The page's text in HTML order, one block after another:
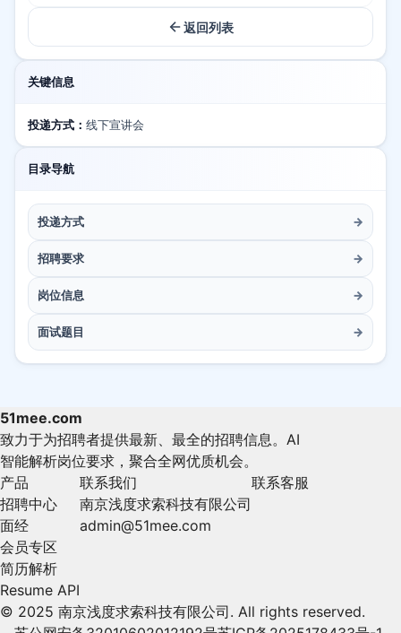
返回列表
关键信息
投递方式： 线下宣讲会
目录导航
投递方式 →
招聘要求 →
岗位信息 →
面试题目 →
51mee.com
致力于为招聘者提供最新、最全的招聘信息。AI
智能解析岗位要求，聚合全网优质机会。
产品
招聘中心
面经
会员专区
简历解析
Resume API
联系我们
南京浅度求索科技有限公司
admin@51mee.com
联系客服
© 2025 南京浅度求索科技有限公司. All rights reserved.